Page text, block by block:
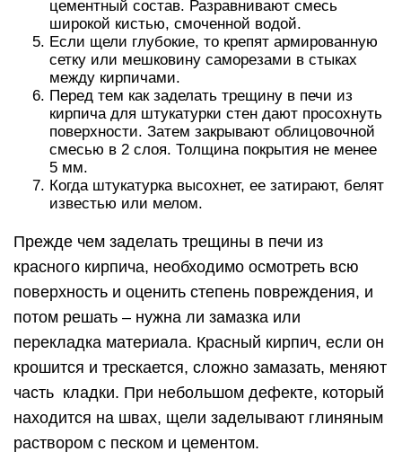
цементный состав. Разравнивают смесь
широкой кистью, смоченной водой.
Если щели глубокие, то крепят армированную
сетку или мешковину саморезами в стыках
между кирпичами.
Перед тем как заделать трещину в печи из
кирпича для штукатурки стен дают просохнуть
поверхности. Затем закрывают облицовочной
смесью в 2 слоя. Толщина покрытия не менее
5 мм.
Когда штукатурка высохнет, ее затирают, белят
известью или мелом.
Прежде чем заделать трещины в печи из
красного кирпича, необходимо осмотреть всю
поверхность и оценить степень повреждения, и
потом решать – нужна ли замазка или
перекладка материала. Красный кирпич, если он
крошится и трескается, сложно замазать, меняют
часть кладки. При небольшом дефекте, который
находится на швах, щели заделывают глиняным
раствором с песком и цементом.